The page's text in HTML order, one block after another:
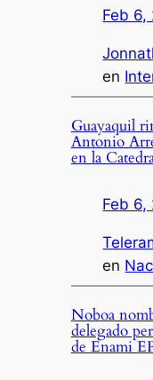
Feb 6,
en
Guayaquil
Antonio
en la
Feb 6,
en
Noboa
delegado
de Enami